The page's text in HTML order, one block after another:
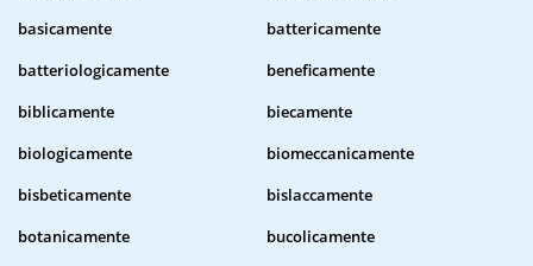
basicamente
battericamente
batteriologicamente
beneficamente
biblicamente
biecamente
biologicamente
biomeccanicamente
bisbeticamente
bislaccamente
botanicamente
bucolicamente